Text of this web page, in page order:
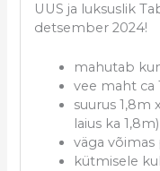
UUS ja luksuslik
detsember 2024!
mahutab
vee maht ca
suurus 1,8m
laius ka 1,8m)
väga
kütmisele